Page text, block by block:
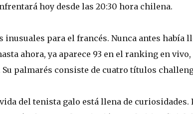
hoy desde las 20:30 hora chilena.
inusuales para el francés. Nunca antes había
ahora, ya aparece 93 en el ranking en
Su palmarés consiste de cuatro títulos
del tenista galo está llena de